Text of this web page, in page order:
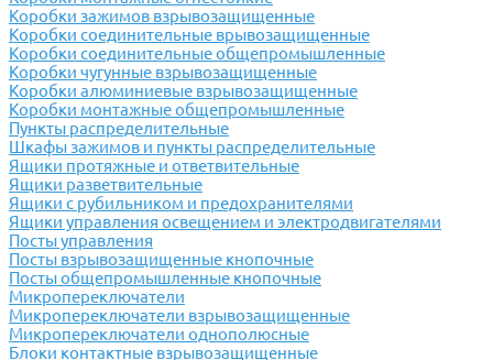
Коробки зажимов взрывозащищенные
Коробки соединительные врывозащищенные
Коробки соединительные общепромышленные
Коробки чугунные взрывозащищенные
Коробки алюминиевые взрывозащищенные
Коробки монтажные общепромышленные
Пункты распределительные
Шкафы зажимов и пункты распределительные
Ящики протяжные и ответвительные
Ящики разветвительные
Ящики с рубильником и предохранителями
Ящики управления освещением и электродвигателями
Посты управления
Посты взрывозащищенные кнопочные
Посты общепромышленные кнопочные
Микропереключатели
Микропереключатели взрывозащищенные
Микропереключатели однополюсные
Блоки контактные взрывозащищенные